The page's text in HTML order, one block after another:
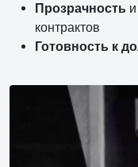
Прозрачность
контрактов
Готовность к